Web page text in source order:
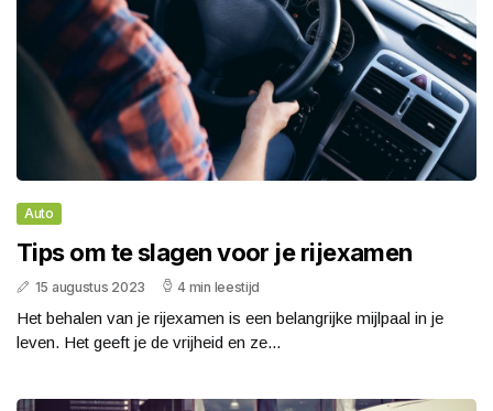
Auto
Tips om te slagen voor je rijexamen
15 augustus 2023 4 min leestijd
Het behalen van je rijexamen is een belangrijke mijlpaal in je
leven. Het geeft je de vrijheid en ze...